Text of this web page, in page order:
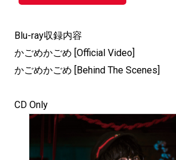
Blu-ray収録内容
かごめかごめ [Official Video]
かごめかごめ [Behind The Scenes]
CD Only